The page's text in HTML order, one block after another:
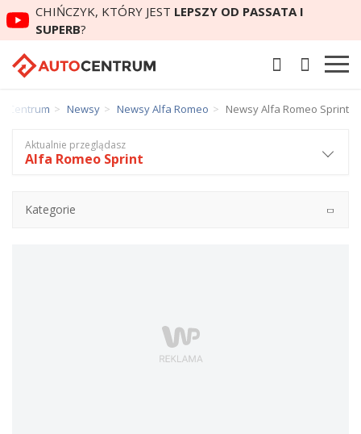
CHIŃCZYK, KTÓRY JEST LEPSZY OD PASSATA I
SUPERB?
Newsy Newsy Alfa Romeo Newsy Alfa Romeo Sprint
Aktualnie przeglądasz
Alfa Romeo Sprint
Kategorie